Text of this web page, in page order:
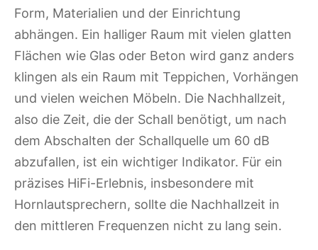
Form, Materialien und der Einrichtung
abhängen. Ein halliger Raum mit vielen glatten
Flächen wie Glas oder Beton wird ganz anders
klingen als ein Raum mit Teppichen, Vorhängen
und vielen weichen Möbeln. Die Nachhallzeit,
also die Zeit, die der Schall benötigt, um nach
dem Abschalten der Schallquelle um 60 dB
abzufallen, ist ein wichtiger Indikator. Für ein
präzises HiFi-Erlebnis, insbesondere mit
Hornlautsprechern, sollte die Nachhallzeit in
den mittleren Frequenzen nicht zu lang sein.